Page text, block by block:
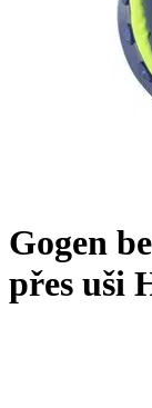
Gogen
přes uši